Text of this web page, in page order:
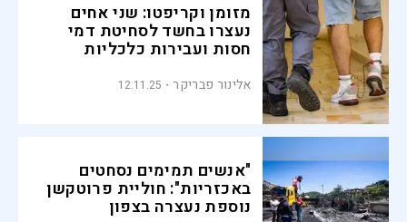
מזומן וקריפטו: שני אחים
נעצרו בחשד לסחיטת דמי
חסות ועבירות כלכליות
אלינור פבריקר 12.11.25
"אנשים תמימים נסחטים
באכזריות": חוליית פרוטקשן
נוספת נעצרה בצפון